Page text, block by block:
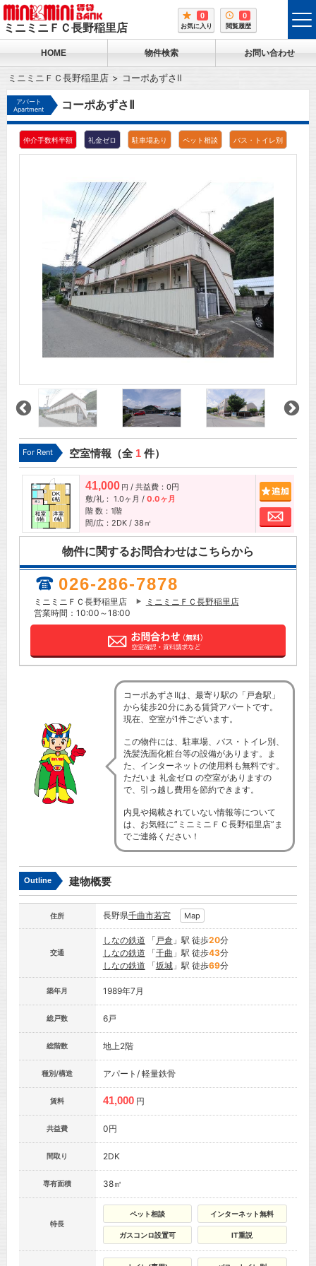
ミニミニＦＣ長野稲里店
0
お気に入り
0
閲覧履歴
HOME 物件検索 お問い合わせ
ミニミニＦＣ長野稲里店 コーポあずさⅡ
アパート
Apartment
コーポあずさⅡ
仲介手数料半額 礼金ゼロ 駐車場あり ペット相談 バス・トイレ別
For Rent 空室情報（全 1件）
41,000 円 / 共益費：0円
敷/礼： 1.0ヶ月 / 0.0ヶ月
階 数：1階
間/広：2DK / 38㎡
お問
物件に関するお問合わせはこちらから
026-286-7878
ミニミニＦＣ長野稲里店
ミニミニＦＣ長野稲里店
営業時間：10:00～18:00
コーポあずさⅡは、最寄り駅の「戸倉駅」
から徒歩20分にある賃貸アパートです。
現在、空室が1件ございます。
この物件には、駐車場、バス・トイレ別、
洗髪洗面化粧台等の設備があります。ま
た、インターネットの使用料も無料です。
ただいま 礼金ゼロ の空室がありますの
で、引っ越し費用を節約できます。
内見や掲載されていない情報等について
は、お気軽に”ミニミニＦＣ長野稲里店”ま
でご連絡ください！
Outline 建物概要
住所 長野県千曲市若宮 Map
交通
しなの鉄道 「 戸倉」駅 徒歩20分
しなの鉄道 「千曲 」駅 徒歩43分
しなの鉄道 「坂城」駅 徒歩69分
築年月 1989年7月
総戸数 6戸
総階数 地上2階
種別/構造 アパート/ 軽量鉄骨
賃料 41,000 円
共益費 0円
間取り 2DK
専有面積 38㎡
特長
ペット相談 インターネット無料
ガスコンロ設置可 IT重説